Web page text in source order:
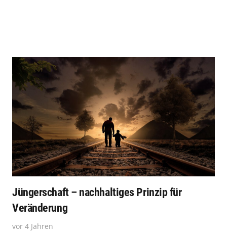
Jüngerschaft – nachhaltiges Prinzip für
Veränderung
vor 4 Jahren